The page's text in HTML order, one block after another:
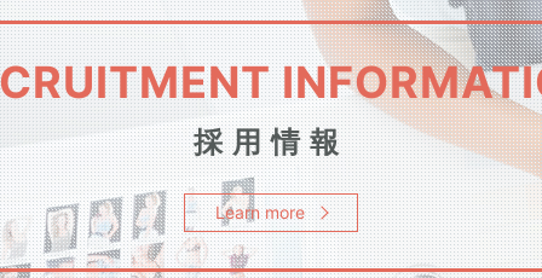
採用情報
Learn more